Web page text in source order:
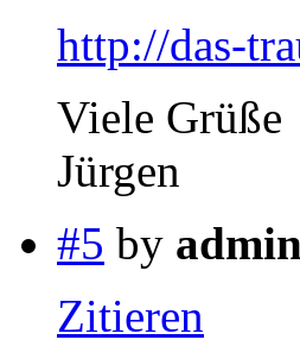
http://das-
Viele Grüße
Jürgen
#5 by admin
Zitieren